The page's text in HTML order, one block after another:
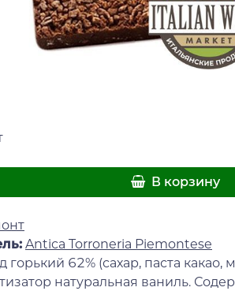
В корзину
Antica Torroneria Piemontese
горький 62% (сахар, паста какао,
натуральная ваниль.